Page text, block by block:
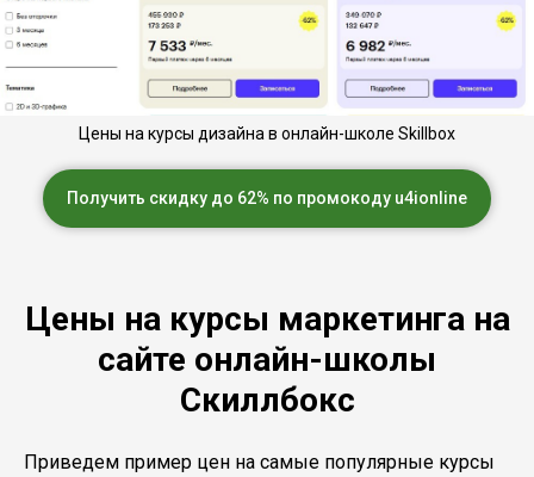
Цены на курсы дизайна в онлайн-школе Skillbox
Получить скидку до 62% по промокоду u4ionline
Цены на курсы маркетинга на
сайте онлайн-школы
Скиллбокс
Приведем пример цен на самые популярные курсы